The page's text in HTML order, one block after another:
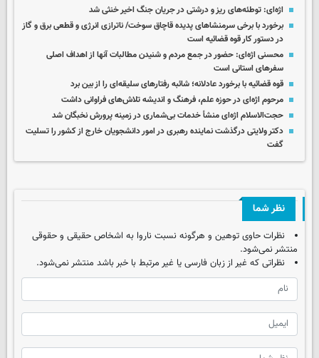
اژه‌ای: توطئه‌های ریز و درشتی در جریان جنگ اخیر خنثی شد
برخورد با برخی سرمنشاهای پدیده قاچاق سوخت/ ناترازی انرژی و قطعی برق و گاز
در دستور کار قوه قضائیه است
محسنی اژه‌ای: حضور در جمع مردم و شنیدن مطالبات آنها از اهداف اصلی
سفرهای استانی است
قوه قضائیه با برخورد عادلانه؛ شائبه رفتارهای سلیقه‌ای را از بین برد
مرحوم اژه‌ای در حوزه علم، فرهنگ و اندیشه تلاش‌های فراوانی داشت
حجت‌الاسلام اژه‌ای منشأ خدمات بی‌شماری در زمینه پرورش نخبگان شد
دکتر ولایتی درگذشت نماینده رهبری در امور دانشجویان خارج از کشور را تسلیت
گفت
نظر شما
نظرات حاوی توهین و هرگونه نسبت ناروا به اشخاص حقیقی و حقوقی
منتشر نمی‌شود.
نظراتی که غیر از زبان فارسی یا غیر مرتبط با خبر باشد منتشر نمی‌شود.